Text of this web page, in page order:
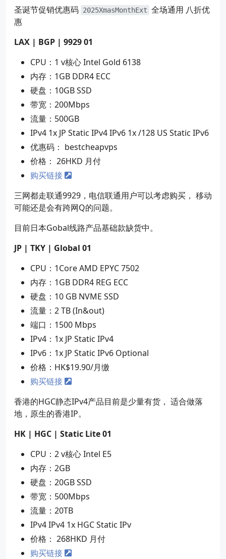
圣诞节促销优惠码 2025XmasMonthExt 全场通用 八折优
惠
LAX | BGP | 9929 01
CPU：1 v核心 Intel Gold 6138
内存：1GB DDR4 ECC
硬盘：10GB SSD
带宽：200Mbps
流量：500GB
IPv4 1x JP Static IPv4 IPv6 1x /128 US Static IPv6
优惠码： bestcheapvps
价格： 26HKD 月付
购买链接
三网都走联通9929，电信联通用户可以考虑购买， 移动
可能还是会有跨网Q的问题。
目前日本Gobal线路产品基础款缺货中。
JP | TKY | Global 01
CPU：1Core AMD EPYC 7502
内存：1GB DDR4 REG ECC
硬盘：10 GB NVME SSD
流量：2 TB (In&out)
端口：1500 Mbps
IPv4：1x JP Static IPv4
IPv6：1x JP Static IPv6 Optional
价格：HK$19.90/月缴
购买链接
香港的HGC静态IPv4产品目前是少量有货， 适合做落
地，原生的香港IP。
HK | HGC | Static Lite 01
CPU：2 v核心 Intel E5
内存：2GB
硬盘：20GB SSD
带宽：500Mbps
流量：20TB
IPv4 IPv4 1x HGC Static IPv
价格： 268HKD 月付
购买链接